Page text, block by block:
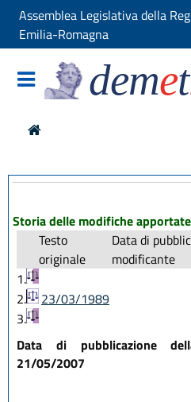
Assemblea Legislativa della
Emilia-Romagna
demet
Storia delle modifiche
Testo
originale
Data di
modificante
1.
2.
23/03/1989
3.
Data di pubblicazione
21/05/2007